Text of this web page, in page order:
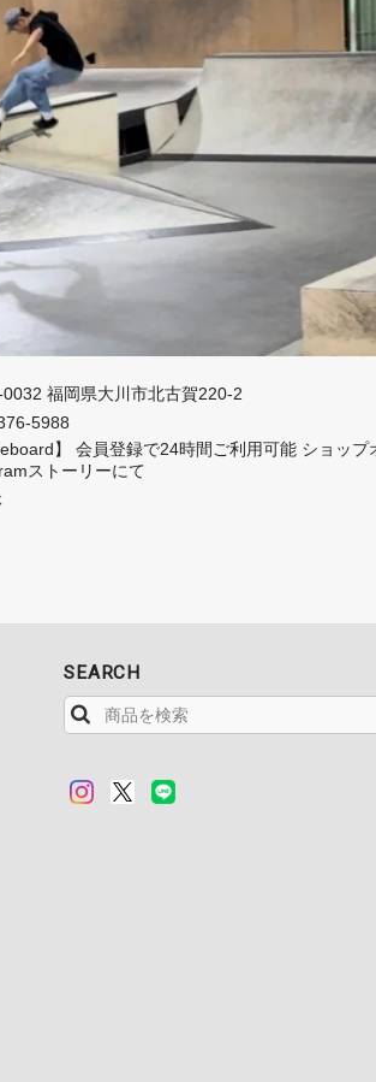
福岡県大川市北古賀220-2
5988
】 会員登録で24時間ご利用可能 ショップ
ストーリーにて
SEARCH